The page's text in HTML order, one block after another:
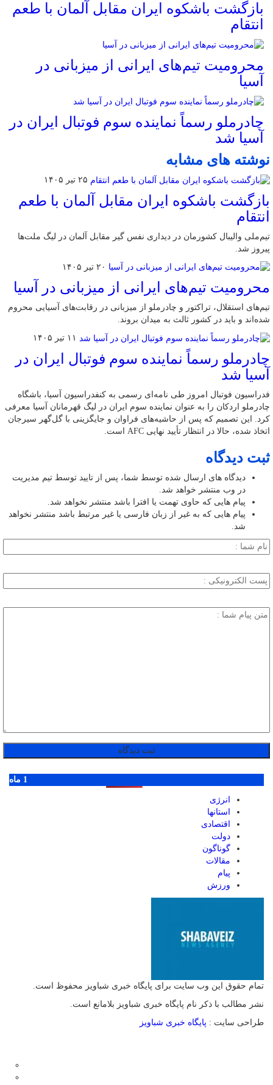
بازگشت باشکوه ایران مقابل آلمان با طعم
انتقام
محرومیت تیم‌های ایرانی از میزبانی در
آسیا
چادرملو رسماً نماینده سوم فوتبال ایران در
آسیا شد
نوشته های مشابه
۲۵ تیر ۱۴۰۵
بازگشت باشکوه ایران مقابل آلمان با طعم
انتقام
تیم‌ملی والیبال کشورمان در دیداری نفس گیر مقابل آلمان در لیگ ملت‌ها
پیروز شد.
۲۰ تیر ۱۴۰۵
محرومیت تیم‌های ایرانی از میزبانی در آسیا
تیم‌های استقلال، تراکتور و چادرملو از میزبانی در رقابت‌های آسیایی محروم
شده‌اند و باید در کشور ثالث به میدان بروند.
۱۱ تیر ۱۴۰۵
چادرملو رسماً نماینده سوم فوتبال ایران در
آسیا شد
فدراسیون فوتبال امروز طی نامه‌ای رسمی به کنفدراسیون آسیا، باشگاه
چادرملو اردکان را به عنوان نماینده سوم ایران در لیگ قهرمانان آسیا معرفی
کرد. این تصمیم که پس از حاشیه‌های فراوان و جایگزینی با گل‌گهر سیرجان
اتخاذ شده، حالا در انتظار تأیید نهایی AFC است.
ثبت دیدگاه
دیدگاه های ارسال شده توسط شما، پس از تایید توسط تیم مدیریت
در وب منتشر خواهد شد.
پیام هایی که حاوی تهمت یا افترا باشد منتشر نخواهد شد.
پیام هایی که به غیر از زبان فارسی یا غیر مرتبط باشد منتشر نخواهد
شد.
1 ماه
انرژی
استانها
اقتصادی
دولت
گوناگون
مقالات
پیام
ورزش
تمام حقوق این وب سایت برای پایگاه خبری شباویز محفوظ است.
نشر مطالب با ذکر نام پایگاه خبری شباویز بلامانع است.
طراحی سایت : پایگاه خبری شباویز